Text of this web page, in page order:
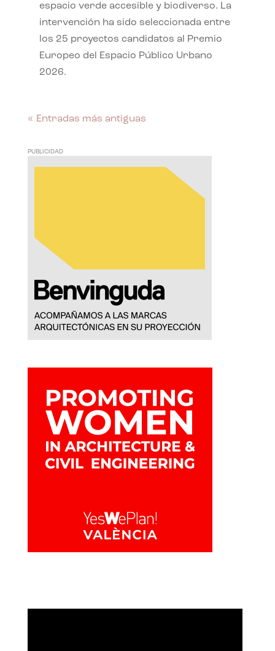
espacio verde accesible y biodiverso. La
intervención ha sido seleccionada entre
los 25 proyectos candidatos al Premio
Europeo del Espacio Público Urbano
2026.
« Entradas más antiguas
PUBLICIDAD